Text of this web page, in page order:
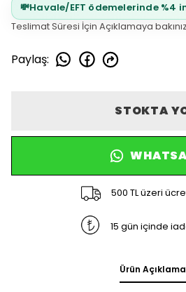
💸Havale/EFT ödemelerinde %4
Teslimat Süresi İçin Açıklamaya
Paylaş:
STOKTA
500 TL üzeri
15 gün içinde
Ürün